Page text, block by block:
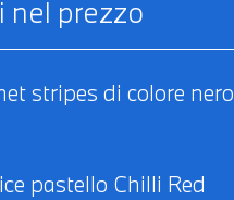
nel prezzo
stripes di colore nero
pastello Chilli Red